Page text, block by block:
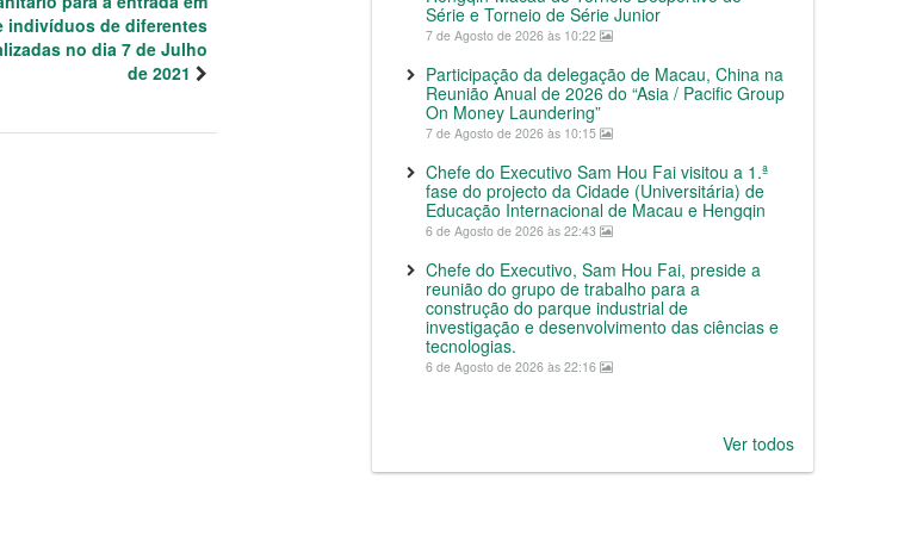
indivíduos de diferentes
no dia 7 de Julho
de 2021
Série e Torneio de Série Junior
7 de Agosto de 2026 às 10:22
Participação da delegação de Macau, China na
Reunião Anual de 2026 do “Asia / Pacific Group
On Money Laundering”
7 de Agosto de 2026 às 10:15
Chefe do Executivo Sam Hou Fai visitou a 1.ª
fase do projecto da Cidade (Universitária) de
Educação Internacional de Macau e Hengqin
6 de Agosto de 2026 às 22:43
Chefe do Executivo, Sam Hou Fai, preside a
reunião do grupo de trabalho para a
construção do parque industrial de
investigação e desenvolvimento das ciências e
tecnologias.
6 de Agosto de 2026 às 22:16
Ver todos